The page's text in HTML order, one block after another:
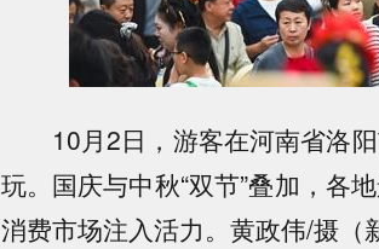
10月2日，游客在河南省洛阳
玩。国庆与中秋“双节”叠加，各
消费市场注入活力。黄政伟/摄（